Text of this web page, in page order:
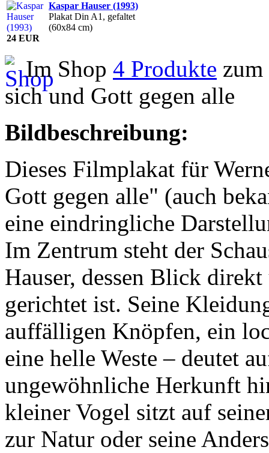
Kaspar Hauser (1993)
Plakat Din A1, gefaltet
(60x84 cm)
24 EUR
Im Shop 4 Produkte
sich und Gott gegen alle
Bildbeschreibung:
Dieses Filmplakat für
Gott gegen alle" (auch
eine eindringliche
Im Zentrum steht der
Hauser, dessen Blick
gerichtet ist. Seine
auffälligen Knöpfen, ein
eine helle Weste – deutet
ungewöhnliche Herkunft
kleiner Vogel sitzt auf
zur Natur oder seine